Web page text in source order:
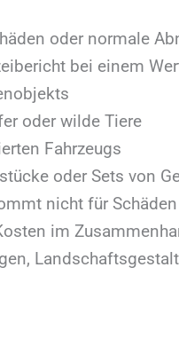
oder normale
bei einem
oder wilde Tiere
Fahrzeugs
oder Sets von
nicht für
im